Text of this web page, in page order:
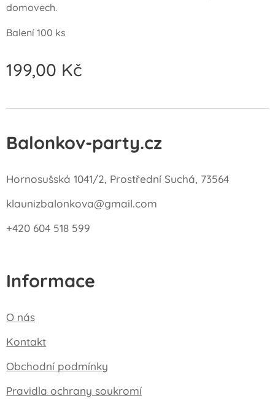
domovech.
Balení 100 ks
199,00 Kč
Balonkov-party.cz
Hornosušská 1041/2, Prostřední Suchá, 73564
klaunizbalonkova@gmail.com
+420 604 518 599
Informace
O nás
Kontakt
Obchodní podmínky
Pravidla ochrany soukromí